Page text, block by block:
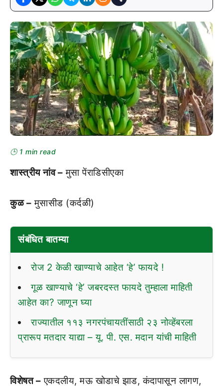
🕒 1 min read
शास्‍त्रीय नांव – मुसा पेंराडिसीएका
कुळ – मुसासीड (कर्दळी)
संबंधित बातम्या
रोज 2 केळी खाण्याचे आहेत ‘हे’ फायदे !
गूळ खाण्याचे ‘हे’ जबरदस्त फायदे तुम्हाला माहिती
आहेत का? जाणून घ्या
राज्यातील ११३ नगरपंचायतींसाठी २३ नोव्हेंबरला
प्रारूप मतदार याद्या – यू. पी. एस. मदान यांची माहिती
विशेषत – एकदलीय, मऊ खोडाचे झाड, कंदापासून लागण,